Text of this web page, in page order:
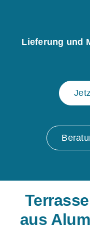
Lieferung und
aus